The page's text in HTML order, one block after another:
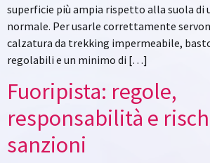
superficie più ampia rispetto alla suola di
normale. Per usarle correttamente
calzatura da trekking impermeabile,
regolabili e un minimo di […]
Fuoripista: regole,
responsabilità e
sanzioni